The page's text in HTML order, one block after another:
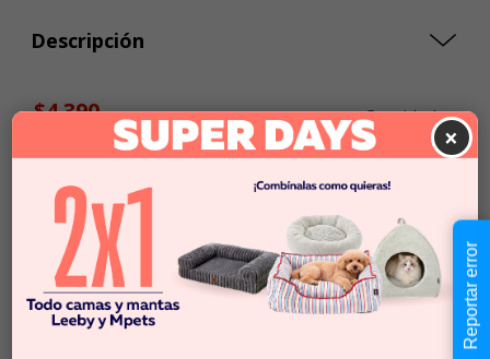
Descripción
Cantidad:
- +
$4.390
Este producto no está
disponible
Añadir al carrito
Información de envío
×
Reportar error